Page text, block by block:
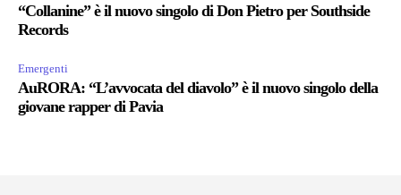
“Collanine” è il nuovo singolo di Don Pietro per Southside
Records
Emergenti
AuRORA: “L’avvocata del diavolo” è il nuovo singolo della
giovane rapper di Pavia